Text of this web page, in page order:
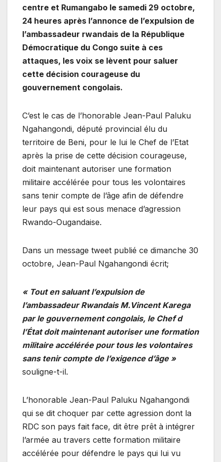
centre et Rumangabo le samedi 29 octobre,
24 heures après l’annonce de l’expulsion de
l’ambassadeur rwandais de la République
Démocratique du Congo suite à ces
attaques, les voix se lèvent pour saluer
cette décision courageuse du
gouvernement congolais.
C’est le cas de l’honorable Jean-Paul Paluku
Ngahangondi, député provincial élu du
territoire de Beni, pour le lui le Chef de l’Etat
après la prise de cette décision courageuse,
doit maintenant autoriser une formation
militaire accélérée pour tous les volontaires
sans tenir compte de l’âge afin de défendre
leur pays qui est sous menace d’agression
Rwando-Ougandaise.
Dans un message tweet publié ce dimanche 30
octobre, Jean-Paul Ngahangondi écrit;
« Tout en saluant l’expulsion de
l’ambassadeur Rwandais M.Vincent Karega
par le gouvernement congolais, le Chef d
l’État doit maintenant autoriser une formation
militaire accélérée pour tous les volontaires
sans tenir compte de l’exigence d’âge »
souligne-t-il.
L’honorable Jean-Paul Paluku Ngahangondi
qui se dit choquer par cette agression dont la
RDC son pays fait face, dit être prêt à intégrer
l’armée au travers cette formation militaire
accélérée pour défendre le pays qui lui vu